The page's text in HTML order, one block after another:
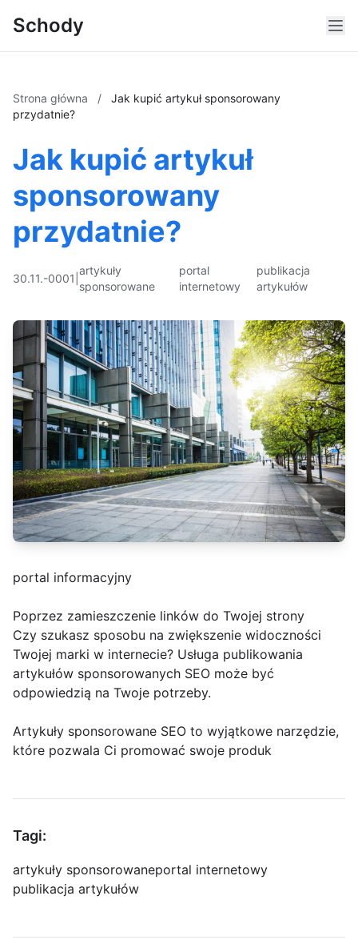
Schody
Strona główna /
Jak kupić artykuł sponsorowany
przydatnie?
Jak kupić artykuł
sponsorowany
przydatnie?
30.11.-0001
artykuły
sponsorowane
portal
internetowy
publikacja
artykułów
portal informacyjny
Poprzez zamieszczenie linków do Twojej strony
Czy szukasz sposobu na zwiększenie widoczności
Twojej marki w internecie? Usługa publikowania
artykułów sponsorowanych SEO może być
odpowiedzią na Twoje potrzeby.
Artykuły sponsorowane SEO to wyjątkowe narzędzie,
które pozwala Ci promować swoje produk
Tagi:
artykuły sponsorowaneportal internetowy
publikacja artykułów